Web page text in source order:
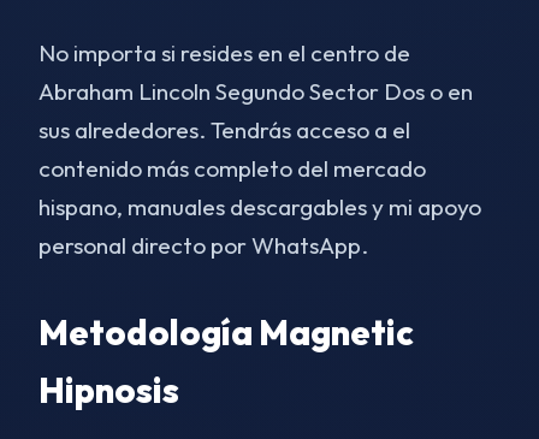
No importa si resides en el centro de
Abraham Lincoln Segundo Sector Dos o en
sus alrededores. Tendrás acceso a el
contenido más completo del mercado
hispano, manuales descargables y mi apoyo
personal directo por WhatsApp.
Metodología Magnetic
Hipnosis